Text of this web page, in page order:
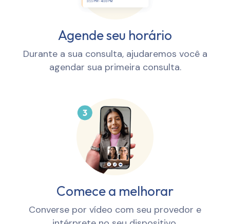
Agende seu horário
Durante a sua consulta, ajudaremos você a
agendar sua primeira consulta.
Comece a melhorar
Converse por vídeo com seu provedor e